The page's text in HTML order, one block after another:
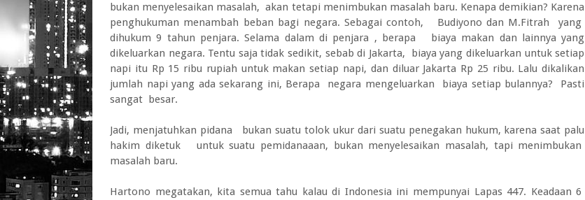
bukan menyelesaikan masalah, akan tetapi menimbukan masalah baru. Kenapa demikian? Karena
penghukuman menambah beban bagi negara. Sebagai contoh, Budiyono dan M.Fitrah yang
dihukum 9 tahun penjara. Selama dalam di penjara , berapa biaya makan dan lainnya yang
dikeluarkan negara. Tentu saja tidak sedikit, sebab di Jakarta, biaya yang dikeluarkan untuk setiap
napi itu Rp 15 ribu rupiah untuk makan setiap napi, dan diluar Jakarta Rp 25 ribu. Lalu dikalikan
jumlah napi yang ada sekarang ini, Berapa negara mengeluarkan biaya setiap bulannya? Pasti
sangat besar.
Jadi, menjatuhkan pidana bukan suatu tolok ukur dari suatu penegakan hukum, karena saat palu
hakim diketuk untuk suatu pemidanaaan, bukan menyelesaikan masalah, tapi menimbukan
masalah baru.
Hartono megatakan, kita semua tahu kalau di Indonesia ini mempunyai Lapas 447. Keadaan 6